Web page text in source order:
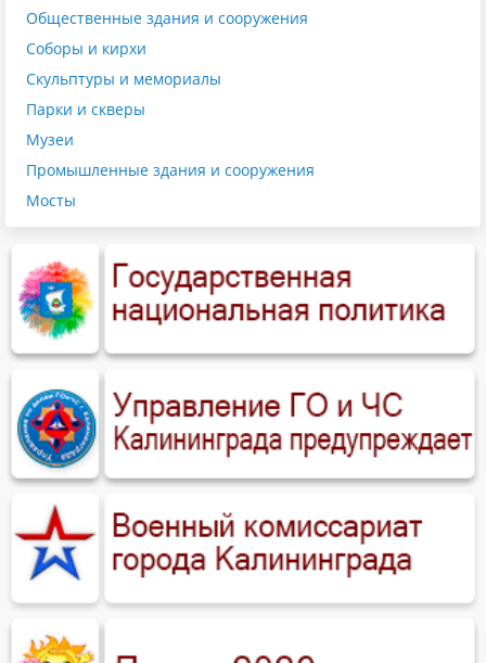
Общественные здания и сооружения
Соборы и кирхи
Скульптуры и мемориалы
Парки и скверы
Музеи
Промышленные здания и сооружения
Мосты